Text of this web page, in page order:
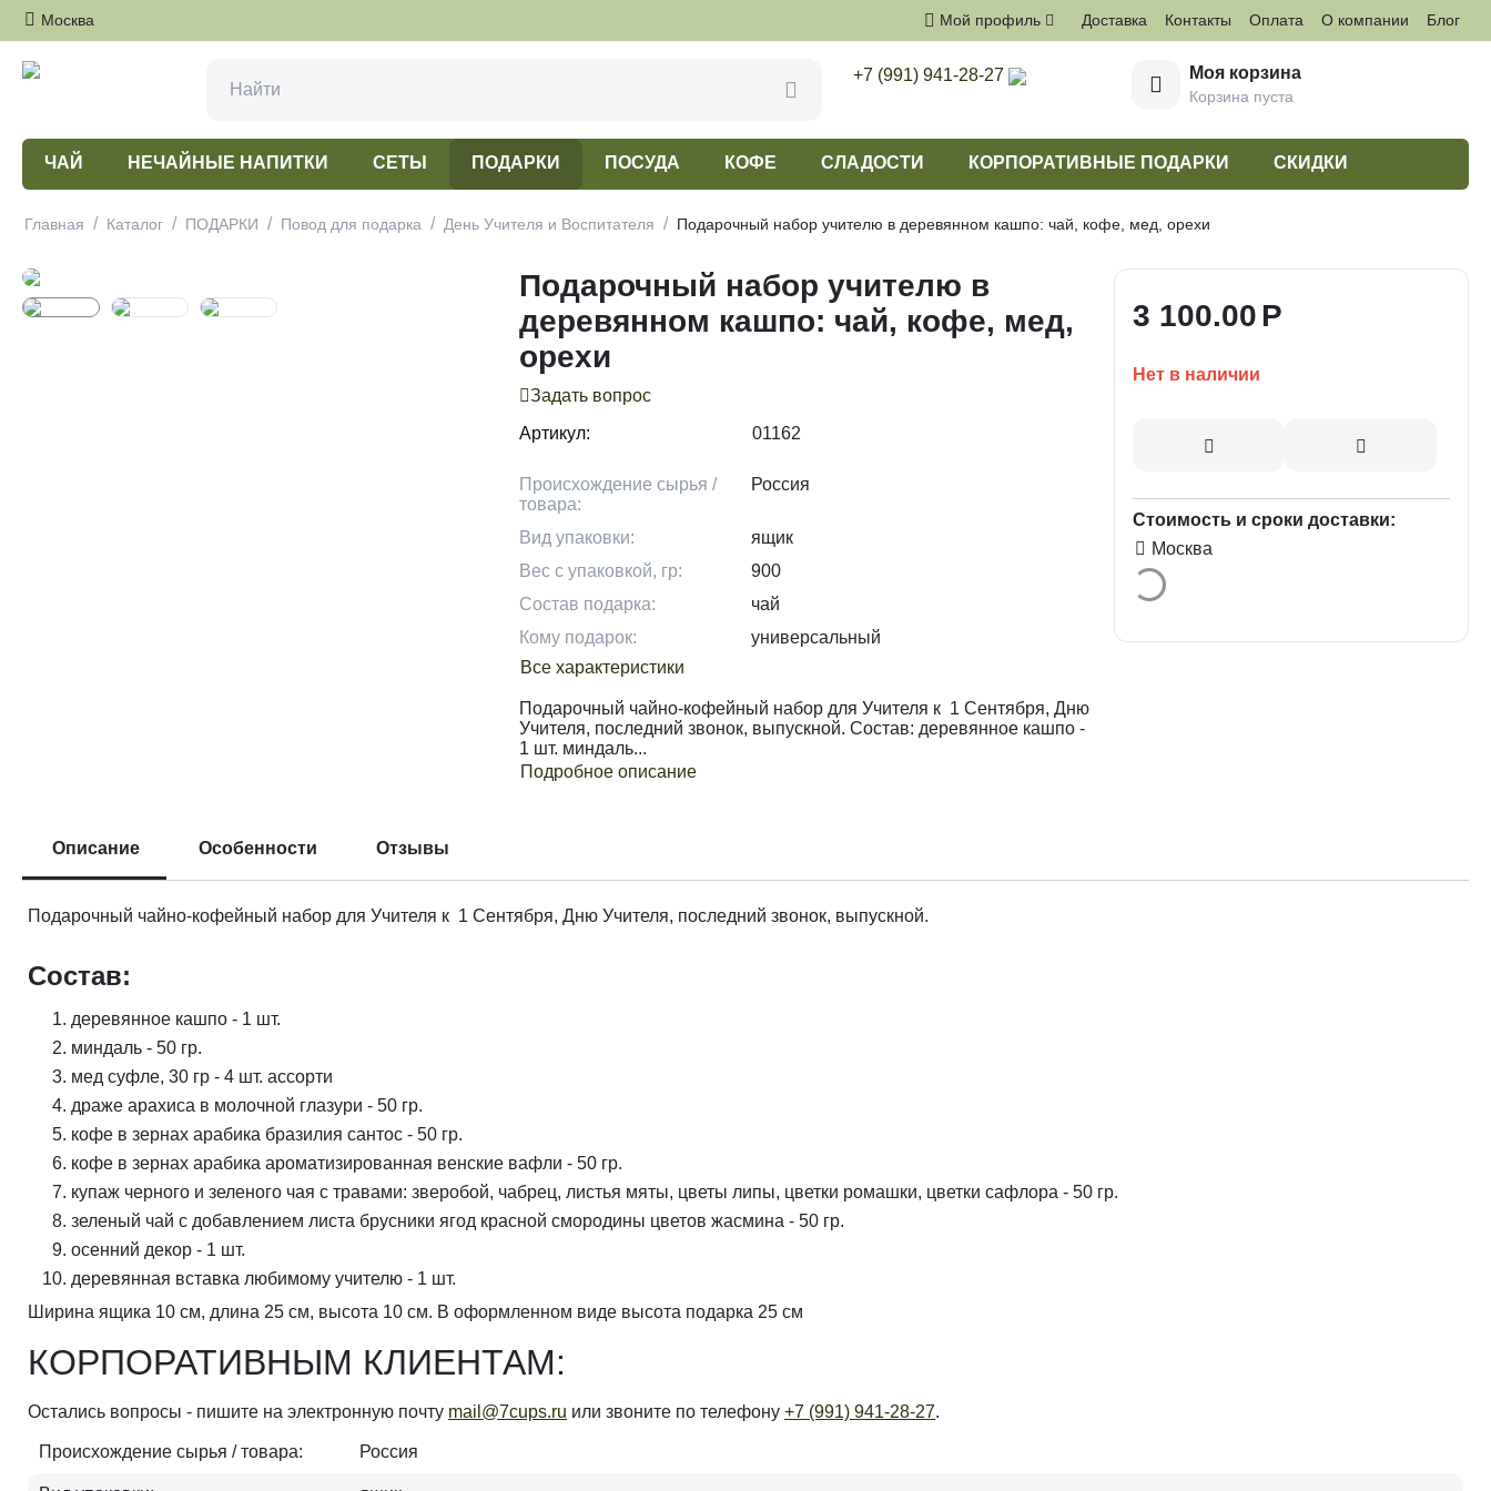
Москва Доставка Контакты Оплата О компании Блог
Мой профиль
+7 (991) 941-28-27 Моя корзина
Корзина пуста
ЧАЙ НЕЧАЙНЫЕ НАПИТКИ СЕТЫ ПОДАРКИ ПОСУДА КОФЕ СЛАДОСТИ КОРПОРАТИВНЫЕ ПОДАРКИ СКИДКИ
Главная / Каталог / ПОДАРКИ / Повод для подарка / День Учителя и Воспитателя / Подарочный набор учителю в деревянном кашпо: чай, кофе, мед, орехи
Подарочный набор учителю в
деревянном кашпо: чай, кофе, мед,
орехи
Задать вопрос
Артикул:
01162
Происхождение сырья /
товара:
Россия
Вид упаковки:
ящик
Вес с упаковкой, гр:
900
Состав подарка:
чай
Кому подарок:
универсальный
Все характеристики
Подарочный чайно-кофейный набор для Учителя к 1 Сентября, Дню
Учителя, последний звонок, выпускной. Состав: деревянное кашпо -
1 шт. миндаль...
Подробное описание
3 100.00Р
Нет в наличии
Стоимость и сроки доставки:
Москва
Описание Особенности Отзывы
Подарочный чайно-кофейный набор для Учителя к 1 Сентября, Дню Учителя, последний звонок, выпускной.
Состав:
деревянное кашпо - 1 шт.
миндаль - 50 гр.
мед суфле, 30 гр - 4 шт. ассорти
драже арахиса в молочной глазури - 50 гр.
кофе в зернах арабика бразилия сантос - 50 гр.
кофе в зернах арабика ароматизированная венские вафли - 50 гр.
купаж черного и зеленого чая с травами: зверобой, чабрец, листья мяты, цветы липы, цветки ромашки, цветки сафлора - 50 гр.
зеленый чай с добавлением листа брусники ягод красной смородины цветов жасмина - 50 гр.
осенний декор - 1 шт.
деревянная вставка любимому учителю - 1 шт.
Ширина ящика 10 см, длина 25 см, высота 10 см. В оформленном виде высота подарка 25 см
КОРПОРАТИВНЫМ КЛИЕНТАМ:
Остались вопросы - пишите на электронную почту mail@7cups.ru или звоните по телефону +7 (991) 941-28-27.
Происхождение сырья / товара: Россия